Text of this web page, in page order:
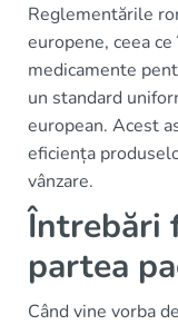
Reglementările
europene, ceea
medicamente
un standard
european. Acest
eficiența
vânzare.
Întrebări
partea
Când vine vorba